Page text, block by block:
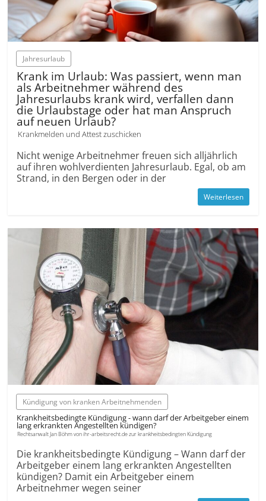
Jahresurlaub
Krank im Urlaub: Was passiert, wenn man
als Arbeitnehmer während des
Jahresurlaubs krank wird, verfallen dann
die Urlaubstage oder hat man Anspruch
auf neuen Urlaub?
Krankmelden und Attest zuschicken
Nicht wenige Arbeitnehmer freuen sich alljährlich
auf ihren wohlverdienten Jahresurlaub. Egal, ob am
Strand, in den Bergen oder in der
Weiterlesen
Kündigung von kranken Arbeitnehmenden
Krankheitsbedingte Kündigung - wann darf der Arbeitgeber einem
lang erkrankten Angestellten kündigen?
Rechtsanwalt Jan Böhm von ihr-arbeitsrecht.de zur krankheitsbedingten Kündigung
Die krankheitsbedingte Kündigung – Wann darf der
Arbeitgeber einem lang erkrankten Angestellten
kündigen? Damit ein Arbeitgeber einem
Arbeitnehmer wegen seiner